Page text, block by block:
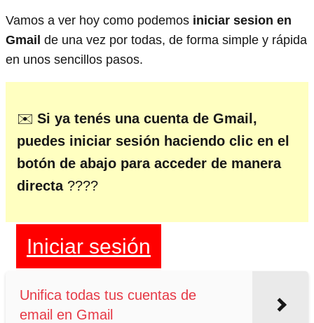
Vamos a ver hoy como podemos iniciar sesion en
Gmail de una vez por todas, de forma simple y rápida
en unos sencillos pasos.
✉️ Si ya tenés una cuenta de Gmail,
puedes iniciar sesión haciendo clic en el
botón de abajo para acceder de manera
directa????
Iniciar sesión
Unifica todas tus cuentas de
email en Gmail